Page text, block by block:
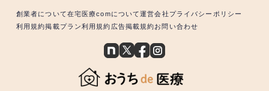
創業者について在宅医療comについて運営会社 プライバシーポリシー
利用規約掲載プラン利用規約 広告掲載規約お問い合わせ